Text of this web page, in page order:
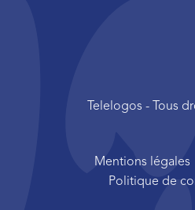
Telelogos - Tous
Mentions légales
Politique de